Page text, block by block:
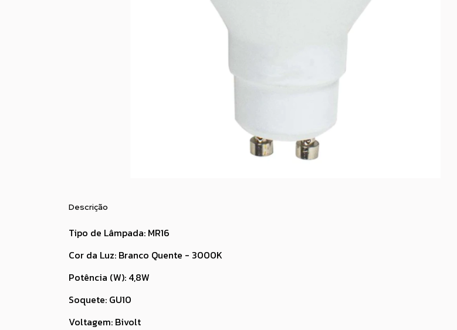
Descrição
Tipo de Lâmpada: MR16
Cor da Luz: Branco Quente - 3000K
Potência (W): 4,8W
Soquete: GU10
Voltagem: Bivolt